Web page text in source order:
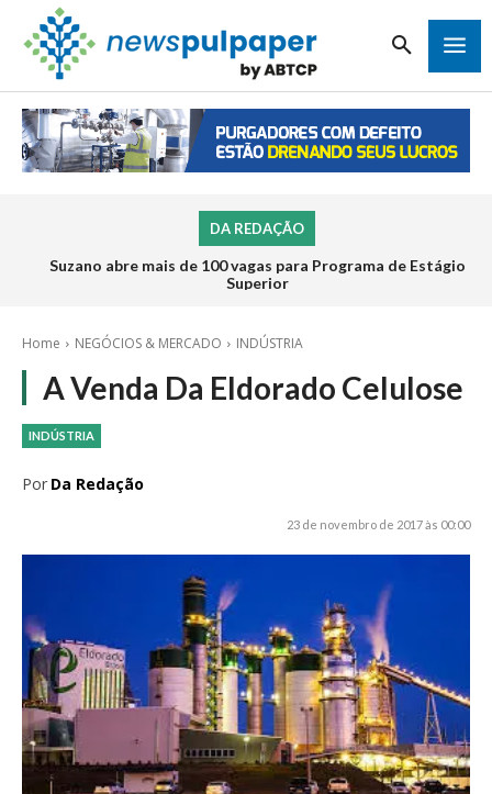
DA REDAÇÃO
Suzano abre mais de 100 vagas para Programa de Estágio
Superior
Home NEGÓCIOS & MERCADO INDÚSTRIA
A Venda Da Eldorado Celulose
INDÚSTRIA
Por Da Redação
23 de novembro de 2017 às 00:00